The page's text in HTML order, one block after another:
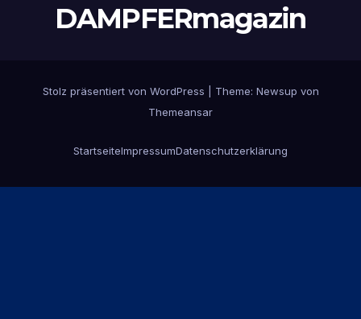
DAMPFERmagazin
Stolz präsentiert von WordPress Theme: Newsup von
Themeansar
StartseiteImpressumDatenschutzerklärung